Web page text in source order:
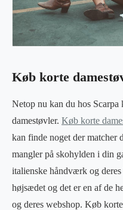
Køb korte
Netop nu kan du hos
damestøvler. Køb korte
kan finde noget der matcher
mangler på skohylden i din
italienske håndværk og
højsædet og det er en af de
og deres webshop. Køb